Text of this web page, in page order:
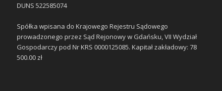
DUNS 522585074
Spółka wpisana do Krajowego Rejestru Sądowego
prowadzonego przez Sąd Rejonowy w Gdańsku, VII Wydział
Gospodarczy pod Nr KRS 0000125085. Kapitał zakładowy: 78
500.00 zł